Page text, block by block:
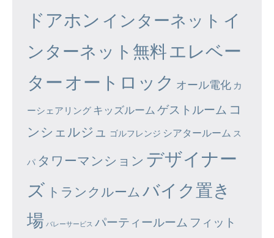
ドアホン インターネット イ
ンターネット無料エレベー
ター オートロック オール電化 カ
ーシェアリング キッズルーム ゲストルーム コ
ンシェルジュ
ゴルフレンジ シアタールーム ス
パ タワーマンション デザイナー
ズ トランクルーム バイク置き
場 バレーサービス パーティールーム フィット